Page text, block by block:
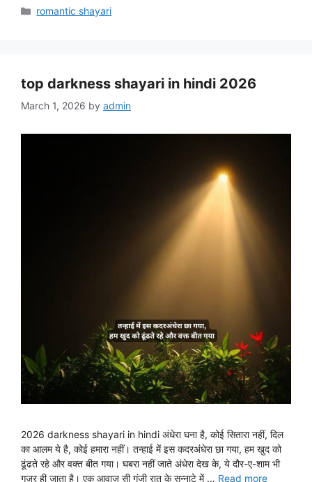
Categories
romantic shayari
top darkness shayari in hindi 2026
March 1, 2026 by admin
2026 darkness shayari in hindi अंधेरा घना है, कोई सितारा नहीं, दिल
का आलम ये है, कोई हमारा नहीं। तन्हाई में इस कदरअंधेरा छा गया, हम खुद को
ढूंढते रहे और वक्त बीत गया। घबरा नहीं जाते अंधेरा देख के, ये दौर-ए-शाम भी
गुज़र ही जाता है। एक आवाज़ सी गूंजी रात के सन्नाटे में … Read more